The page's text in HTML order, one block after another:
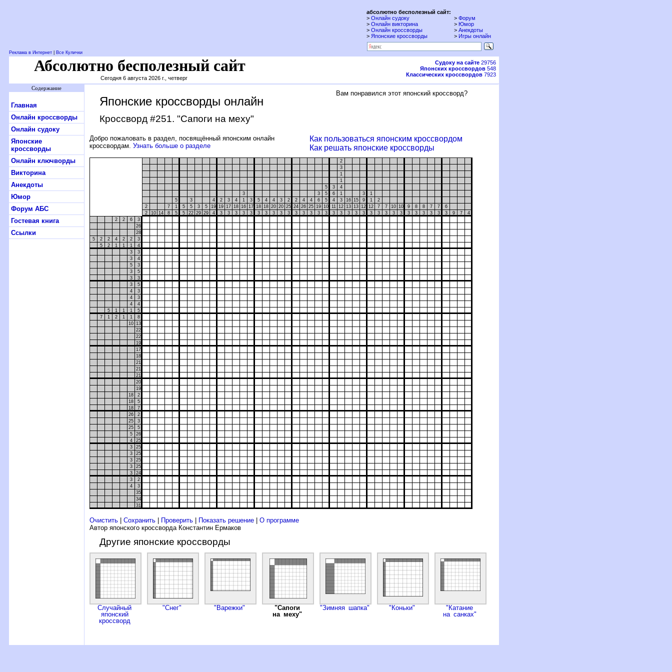
Реклама в Интернет Все Кулички
абсолютно бесполезный сайт:
> Форум
> Юмор
> Анекдоты
> Игры онлайн
> Онлайн судоку
> Онлайн викторина
> Онлайн кроссворды
> Японские кроссворды
Абсолютно бесполезный сайт Судоку на сайте 29756
Японских кроссвордов 548
Классических кроссвордов 7923
Сегодня 6 августа 2026 г., четверг
Содержание
Главная
Онлайн кроссворды
Онлайн судоку
Японские
кроссворды
Онлайн ключворды
Викторина
Анекдоты
Юмор
Форум АБС
Гостевая книга
Ссылки
Японские кроссворды онлайн
Кроссворд #251. "Сапоги на меху"
Вам понравился этот японский кроссворд?
Добро пожаловать в раздел, посвящённый японским онлайн
кроссвордам. Узнать больше о разделе
Как пользоваться японским кроссвордом
Как решать японские кроссворды
2
3
1
1
5
3
4
3
3 5 6 1 3
1
5
3 4 2 3 4 1 3 5 4 4 3 2 2 4 4 6 5 4 3 16 15 9 1
2
2
7 1 5 5 3 5 19 19 17 18 16 17 18 18 20 20 25 24 26 25 19 10 11 12 13 13 12 12 7 7 10 10 9 8 8 7 7
6
2
10 14 8 5 5 22 29 29 4 3 3 3 3 3 3 3 3 3 3 3 3 3 3 3 3 3 3 3 3 3 3 3 3 3 3 3 3 3 3 3 9 7
4
2
2 6
3
26
28
5
2 2 4 2 2
3
5
2 1 1 1
4
3
3
3
4
5
3
3
5
3
3
3
5
4
3
4
3
4
4
5
1 1 1
5
7
1 2 1 1
8
10 13
22
22
19
17
18
21
21
21
20
19
18
2
18
5
18
7
26
2
25
3
25
5
5
26
4
25
3
25
3
25
3
25
3
25
3
24
3
2
4
3
35
34
31
Очистить Сохранить Проверить Показать решение
О программе
Автор японского кроссворда Константин Ермаков
Другие японские кроссворды
Случайный
японский
кроссворд
"Снег" "Варежки"
"Сапоги
на меху"
"Зимняя шапка" "Коньки"
"Катание
на санках"